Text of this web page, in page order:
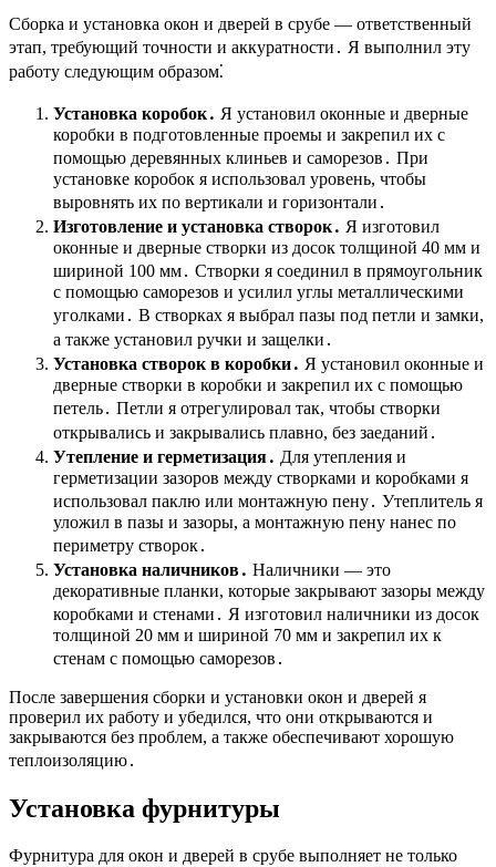
Сборка и установка окон и дверей в срубе — ответственный
этап, требующий точности и аккуратности․ Я выполнил эту
работу следующим образом⁚
Установка коробок․ Я установил оконные и дверные
коробки в подготовленные проемы и закрепил их с
помощью деревянных клиньев и саморезов․ При
установке коробок я использовал уровень, чтобы
выровнять их по вертикали и горизонтали․
Изготовление и установка створок․ Я изготовил
оконные и дверные створки из досок толщиной 40 мм и
шириной 100 мм․ Створки я соединил в прямоугольник
с помощью саморезов и усилил углы металлическими
уголками․ В створках я выбрал пазы под петли и замки,
а также установил ручки и защелки․
Установка створок в коробки․ Я установил оконные и
дверные створки в коробки и закрепил их с помощью
петель․ Петли я отрегулировал так, чтобы створки
открывались и закрывались плавно, без заеданий․
Утепление и герметизация․ Для утепления и
герметизации зазоров между створками и коробками я
использовал паклю или монтажную пену․ Утеплитель я
уложил в пазы и зазоры, а монтажную пену нанес по
периметру створок․
Установка наличников․ Наличники — это
декоративные планки, которые закрывают зазоры между
коробками и стенами․ Я изготовил наличники из досок
толщиной 20 мм и шириной 70 мм и закрепил их к
стенам с помощью саморезов․
После завершения сборки и установки окон и дверей я
проверил их работу и убедился, что они открываются и
закрываются без проблем, а также обеспечивают хорошую
теплоизоляцию․
Установка фурнитуры
Фурнитура для окон и дверей в срубе выполняет не только